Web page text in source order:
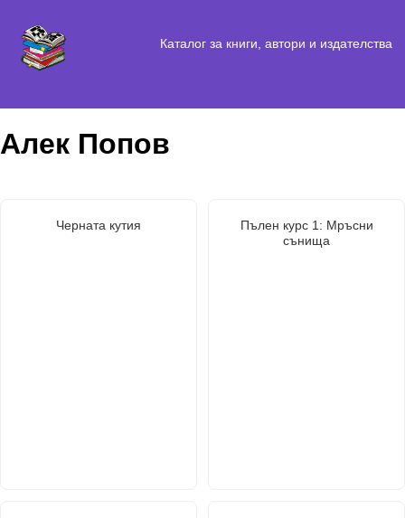
Каталог за книги, автори и издателства
Алек Попов
Черната кутия
Пълен курс 1: Мръсни
сънища